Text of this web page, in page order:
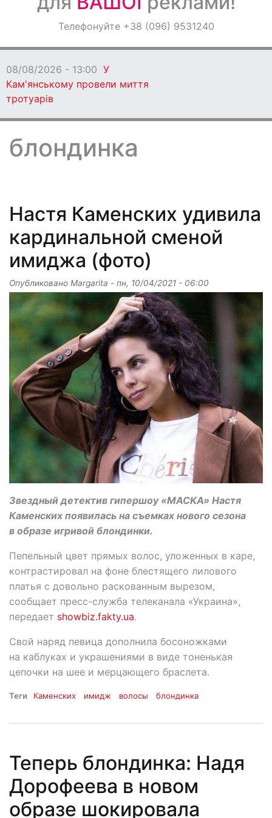
ОголошенняТелефонуйте +38 (096) 9531240
08/08/2026 - 13:00 У
Кам'янському провели миття
тротуарів
блондинка
Настя Каменских удивила
кардинальной сменой
имиджа (фото)
Опубликовано Margarita - пн, 10/04/2021 - 06:00
Звездный детектив гипершоу «МАСКА» Настя
Каменских появилась на съемках нового сезона
в образе игривой блондинки.
Пепельный цвет прямых волос, уложенных в каре,
контрастировал на фоне блестящего лилового
платья с довольно раскованным вырезом,
сообщает пресс-служба телеканала «Украина»,
передает showbiz.fakty.ua.
Свой наряд певица дополнила босоножками
на каблуках и украшениями в виде тоненькая
цепочки на шее и мерцающего браслета.
Теги Каменских имидж волосы блондинка
Теперь блондинка: Надя
Дорофеева в новом
образе шокировала